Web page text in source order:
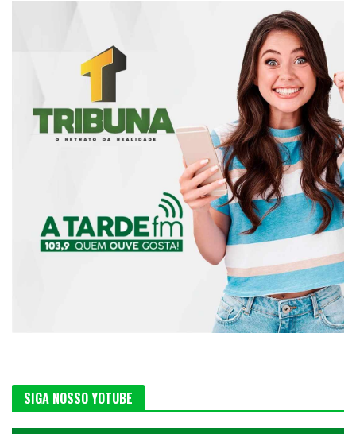
SIGA NOSSO YOTUBE